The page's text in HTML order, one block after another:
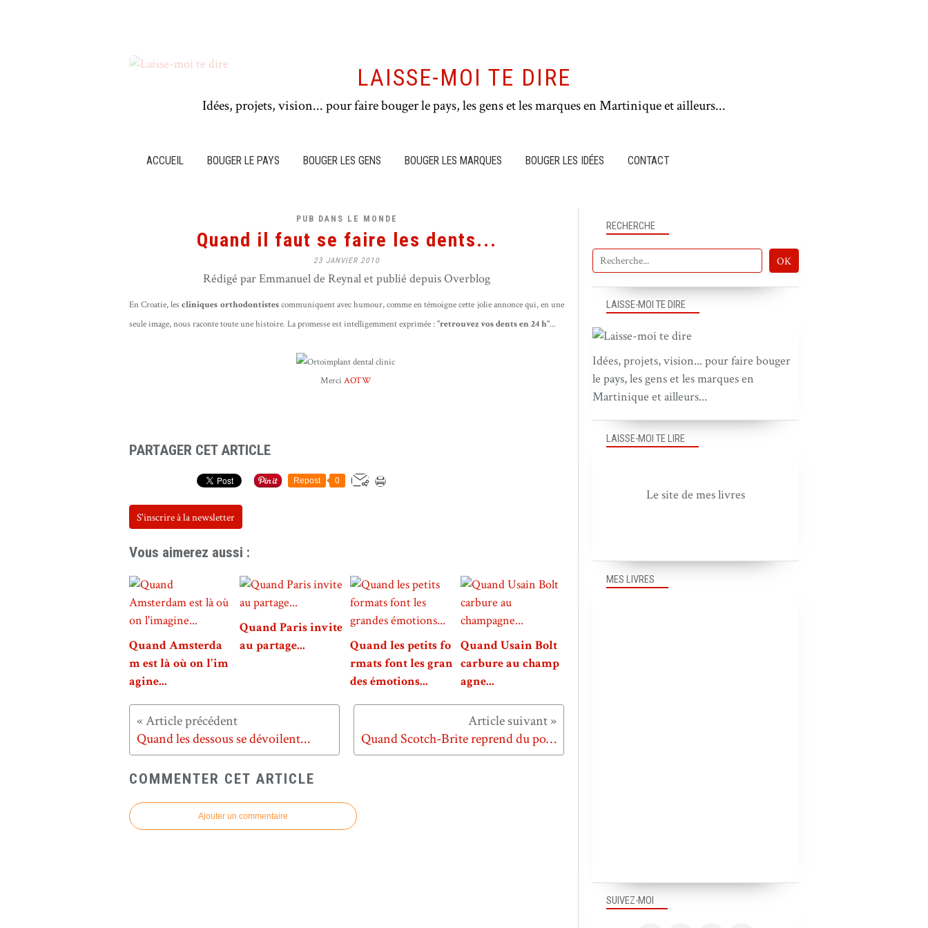
LAISSE-MOI TE DIRE
Idées, projets, vision... pour faire bouger le pays, les gens et les marques en Martinique et ailleurs...
ACCUEIL BOUGER LE PAYS BOUGER LES GENS BOUGER LES MARQUES BOUGER LES IDÉES CONTACT
PUB DANS LE MONDE
Quand il faut se faire les dents...
23 JANVIER 2010
Rédigé par Emmanuel de Reynal et publié depuis Overblog
En Croatie, lescliniques orthodontistescommuniquent avec humour, comme en témoigne cette jolie annonce qui, en une
seule image, nous raconte toute une histoire. La promesse est intelligemment exprimée : "retrouvez vos dents en 24 h"...
Merci AOTW
PARTAGER CET ARTICLE
Repost 0
S'inscrire à la newsletter
Vous aimerez aussi :
Quand Amsterda
m est là où on l'im
agine...
Quand Paris invite
au partage...
Quand les petits fo
rmats font les gran
des émotions...
Quand Usain Bolt
carbure au champ
agne...
Quand les dessous se dévoilent... Quand Scotch-Brite reprend du poil de la bête...
COMMENTER CET ARTICLE
Ajouter un commentaire
SUIVEZ-MOI
RECHERCHE
LAISSE-MOI TE DIRE
Idées, projets, vision... pour faire bouger
le pays, les gens et les marques en
Martinique et ailleurs...
MES LIVRES
LAISSE-MOI TE LIRE
Le site de mes livres